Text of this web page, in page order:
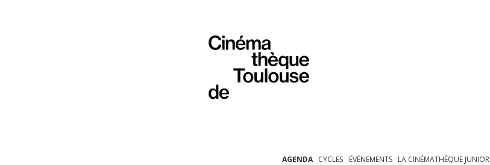
AGENDA CYCLES ÉVÉNEMENTS LA CINÉMATHÈQUE JUNIOR